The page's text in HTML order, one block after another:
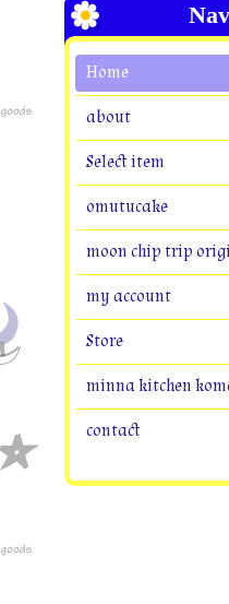
Home
about
Select item
omutucake
moon chip trip
my account
Store
minna kitchen
contact